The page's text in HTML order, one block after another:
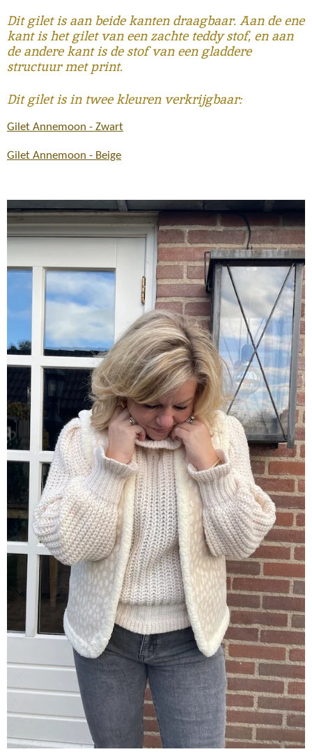
Dit gilet is aan beide kanten draagbaar. Aan de ene
kant is het gilet van een zachte teddy stof, en aan
de andere kant is de stof van een gladdere
structuur met print.
Dit gilet is in twee kleuren verkrijgbaar:
Gilet Annemoon - Zwart
Gilet Annemoon - Beige